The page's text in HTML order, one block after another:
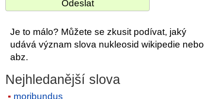
Je to málo? Můžete se zkusit podívat, jaký
udává význam slova nukleosid wikipedie nebo
abz.
Nejhledanější slova
moribundus